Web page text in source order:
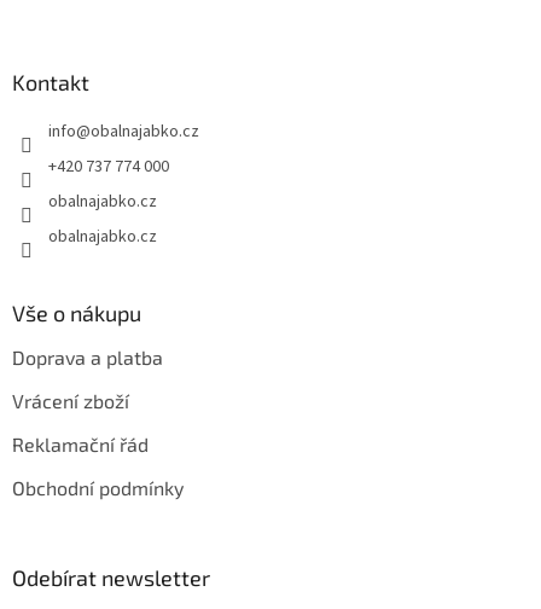
Kontakt
info@obalnajabko.cz
+420 737 774 000
obalnajabko.cz
obalnajabko.cz
Vše o nákupu
Doprava a platba
Vrácení zboží
Reklamační řád
Obchodní podmínky
Odebírat newsletter